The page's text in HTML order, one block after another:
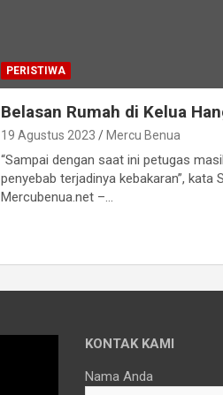
PERISTIWA
Belasan Rumah di Kelua
19 Agustus 2023 Mercu Benua
“Sampai dengan saat ini petugas
penyebab terjadinya kebakaran”, kata
Mercubenua.net –…
KONTAK KAMI
Nama Anda